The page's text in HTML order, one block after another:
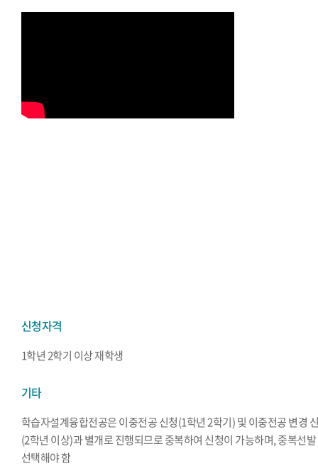
신청자격
1학년 2학기 이상 재학생
기타
학습자설계융합전공은 이중전공 신청(1학년 2학기) 및 이중전공 변경
(2학년 이상)과 별개로 진행되므로 중복하여 신청이 가능하며, 중복선
선택해야 함